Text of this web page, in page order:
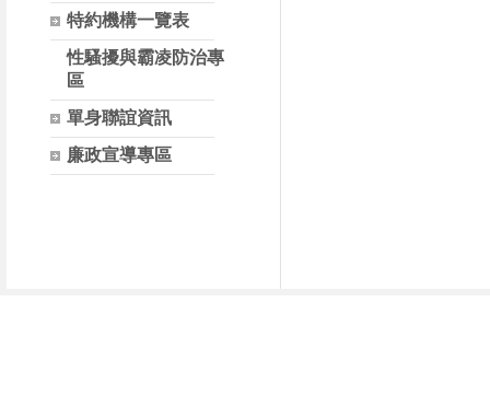
特約機構一覽表
性騷擾與霸凌防治專
區
單身聯誼資訊
廉政宣導專區